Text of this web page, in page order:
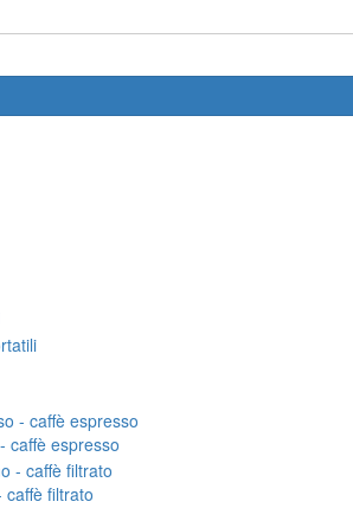
caffè espresso
caffè filtrato